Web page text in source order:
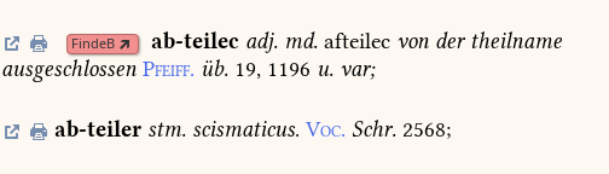
FindeB ab-teilec adj. md. afteilec von dertheilname
ausgeschlossen Pfeiff. üb. 19, 1196 u. var;
ab-teiler stm. scismaticus. Voc. Schr. 2568;